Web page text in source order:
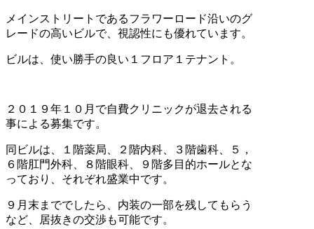
メインストリートであるフラワーロード沿いのグ
レードの高いビルで、視認性にも優れています。
ビルは、使い勝手の良い１フロア１テナント。
２０１９年１０月で自費クリニックが退去される
事による募集です。
同ビルは、１階薬局、２階内科、３階歯科、５，
６階肛門外科、８階眼科、９階多目的ホールとな
っており、それぞれ盛業中です。
９月末まででしたら、内装の一部を残してもらう
など、居抜きの交渉も可能です。